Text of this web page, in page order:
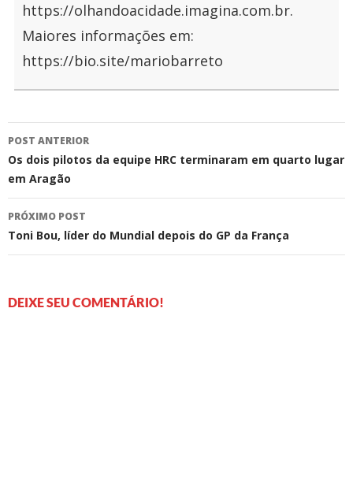
https://olhandoacidade.imagina.com.br.
Maiores informações em:
https://bio.site/mariobarreto
Navegação
de
posts
POST ANTERIOR
Os dois pilotos da equipe HRC terminaram em quarto lugar
em Aragão
PRÓXIMO POST
Toni Bou, líder do Mundial depois do GP da França
DEIXE SEU COMENTÁRIO!